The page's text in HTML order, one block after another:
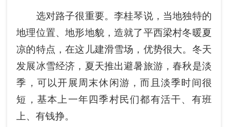
选对路子很重要。李桂琴说，当地独特的
地理位置、地形地貌，造就了平西梁村冬暖夏
凉的特点，在这儿建滑雪场，优势很大。冬天
发展冰雪经济，夏天推出避暑旅游，春秋是淡
季，可以开展周末休闲游，而且淡季时间很
短，基本上一年四季村民们都有活干、有班
上、有钱挣。